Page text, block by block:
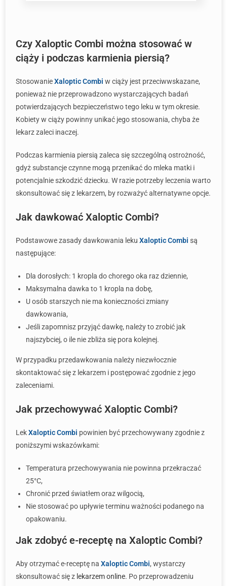
Czy Xaloptic Combi można stosować w
ciąży i podczas karmienia piersią?
StosowanieXaloptic Combi w ciąży jest przeciwwskazane,
ponieważ nie przeprowadzono wystarczających badań
potwierdzających bezpieczeństwo tego leku w tym okresie.
Kobiety w ciąży powinny unikać jego stosowania, chyba że
lekarz zaleci inaczej.
Podczas karmienia piersią zaleca się szczególną ostrożność,
gdyż substancje czynne mogą przenikać do mleka matki i
potencjalnie szkodzić dziecku. W razie potrzeby leczenia warto
skonsultować się z lekarzem, by rozważyć alternatywne opcje.
Jak dawkować Xaloptic Combi?
Podstawowe zasady dawkowania leku Xaloptic Combi są
następujące:
Dla dorosłych: 1 kropla do chorego oka raz dziennie,
Maksymalna dawka to 1 kropla na dobę,
U osób starszych nie ma konieczności zmiany
dawkowania,
Jeśli zapomnisz przyjąć dawkę, należy to zrobić jak
najszybciej, o ile nie zbliża się pora kolejnej.
W przypadku przedawkowania należy niezwłocznie
skontaktować się z lekarzem i postępować zgodnie z jego
zaleceniami.
Jak przechowywać Xaloptic Combi?
LekXaloptic Combi powinien być przechowywany zgodnie z
poniższymi wskazówkami:
Temperatura przechowywania nie powinna przekraczać
25°C,
Chronić przed światłem oraz wilgocią,
Nie stosować po upływie terminu ważności podanego na
opakowaniu.
Jak zdobyć e-receptę na Xaloptic Combi?
Aby otrzymać e-receptę na Xaloptic Combi, wystarczy
skonsultować się z lekarzem online. Po przeprowadzeniu